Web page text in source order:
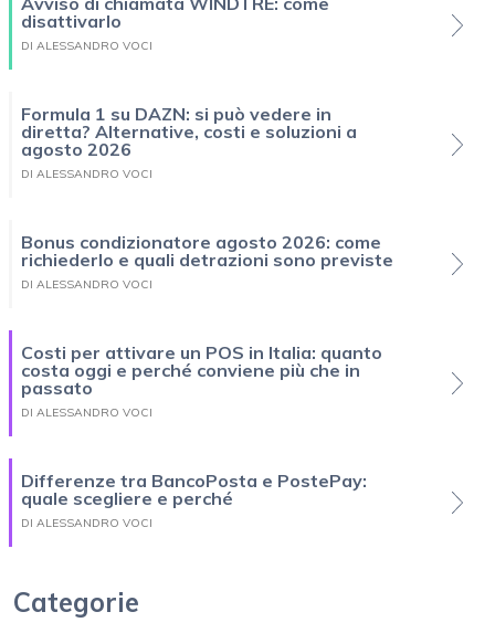
disattivarlo
DI ALESSANDRO VOCI
Formula 1 su DAZN: si può vedere in
diretta? Alternative, costi e soluzioni a
agosto 2026
DI ALESSANDRO VOCI
Bonus condizionatore agosto 2026: come
richiederlo e quali detrazioni sono previste
DI ALESSANDRO VOCI
Costi per attivare un POS in Italia: quanto
costa oggi e perché conviene più che in
passato
DI ALESSANDRO VOCI
Differenze tra BancoPosta e PostePay:
quale scegliere e perché
DI ALESSANDRO VOCI
Categorie